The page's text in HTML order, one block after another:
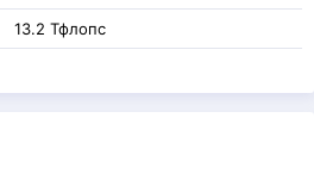
13.2 Тфлопс